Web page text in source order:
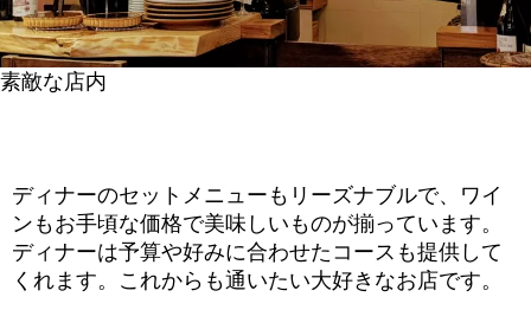
素敵な店内
ディナーのセットメニューもリーズナブルで、ワイ
ンもお手頃な価格で美味しいものが揃っています。
ディナーは予算や好みに合わせたコースも提供して
くれます。これからも通いたい大好きなお店です。